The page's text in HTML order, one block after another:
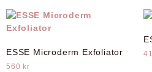
ESSE Microderm Exfoliator
560 kr